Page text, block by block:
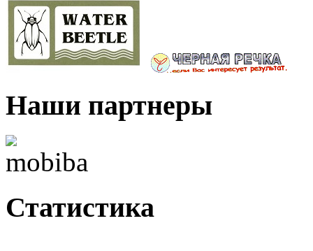
Наши партнеры
Статистика